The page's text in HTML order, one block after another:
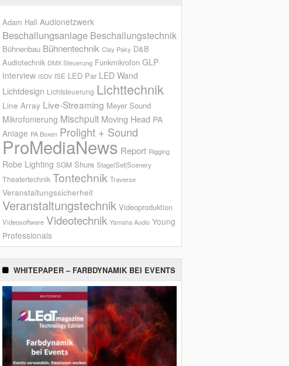
Adam Hall Audionetzwerk
Beschallungsanlage Beschallungstechnik
Bühnenbau Bühnentechnik Clay Paky D&B
Audiotechnik DMX Steuerung Funkmikrofon GLP
Interview ISDV ISE LED Par LED Wand
Lichtdesign Lichtsteuerung Lichttechnik
Line Array Live-Streaming Meyer Sound
Mikrofonierung Mischpult Moving Head PA
Anlage PA Boxen Prolight + Sound
ProMediaNews Report Rigging
Robe Lighting SGM Shure Stage|Set|Scenery
Theatertechnik Tontechnik Traverse
Veranstaltungssicherheit
Veranstaltungstechnik Videoproduktion
Videosoftware Videotechnik Yamaha Audio Young
Professionals
WHITEPAPER – FARBDYNAMIK BEI EVENTS